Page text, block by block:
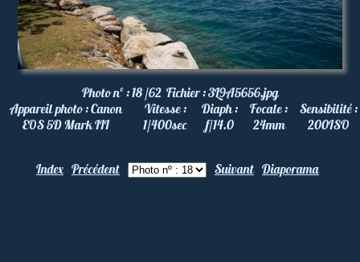
Photo nº :18 /62 Fichier :3L9A5656.jpg
Appareil photo :Canon
EOS 5D Mark III
Vitesse :
1/400sec
Diaph :
f/14.0
Focale :
24mm
Sensibilité :
200ISO
Index Précédent Suivant Diaporama